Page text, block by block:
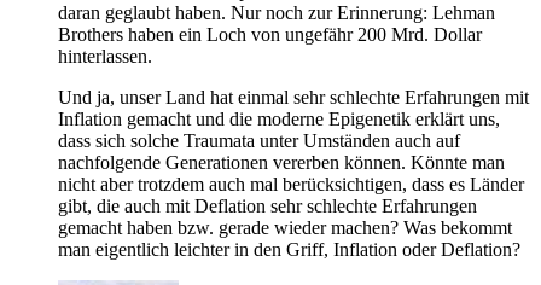
daran geglaubt haben. Nur noch zur Erinnerung: Lehman
Brothers haben ein Loch von ungefähr 200 Mrd. Dollar
hinterlassen.
Und ja, unser Land hat einmal sehr schlechte Erfahrungen mit
Inflation gemacht und die moderne Epigenetik erklärt uns,
dass sich solche Traumata unter Umständen auch auf
nachfolgende Generationen vererben können. Könnte man
nicht aber trotzdem auch mal berücksichtigen, dass es Länder
gibt, die auch mit Deflation sehr schlechte Erfahrungen
gemacht haben bzw. gerade wieder machen? Was bekommt
man eigentlich leichter in den Griff, Inflation oder Deflation?